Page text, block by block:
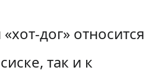
дог» относится
так и к